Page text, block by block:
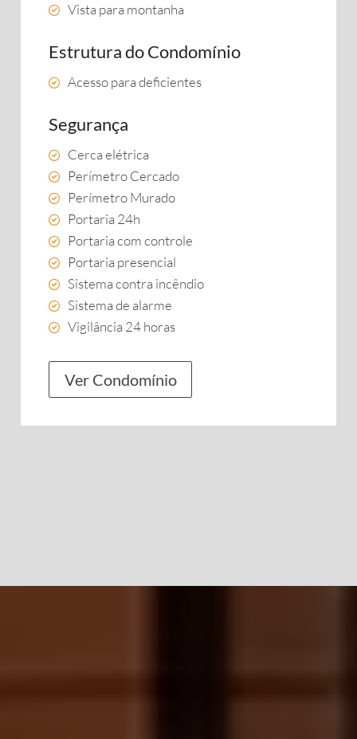
Vista para montanha
Estrutura do Condomínio
Acesso para deficientes
Segurança
Cerca elétrica
Perímetro Cercado
Perímetro Murado
Portaria 24h
Portaria com controle
Portaria presencial
Sistema contra incêndio
Sistema de alarme
Vigilância 24 horas
Ver Condomínio